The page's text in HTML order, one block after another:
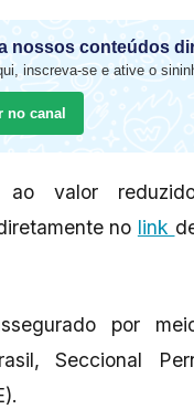
nossos conteúdos
inscreva-se e ative o
no canal
valor
no link
por
Seccional